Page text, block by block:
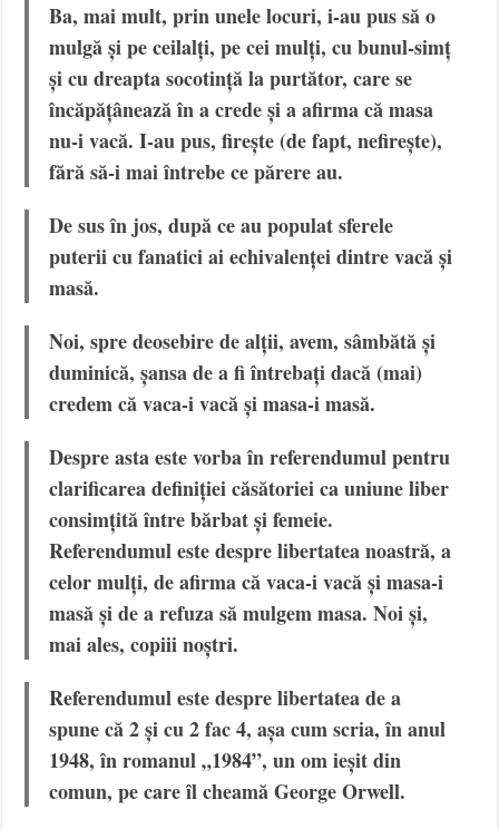
Ba, mai mult, prin unele locuri, i-au pus să o
mulgă și pe ceilalți, pe cei mulți, cu bunul-simț
și cu dreapta socotință la purtător, care se
încăpățânează în a crede și a afirma că masa
nu-i vacă. I-au pus, firește (de fapt, nefirește),
fără să-i mai întrebe ce părere au.
De sus în jos, după ce au populat sferele
puterii cu fanatici ai echivalenței dintre vacă și
masă.
Noi, spre deosebire de alții, avem, sâmbătă și
duminică, șansa de a fi întrebați dacă (mai)
credem că vaca-i vacă și masa-i masă.
Despre asta este vorba în referendumul pentru
clarificarea definiției căsătoriei ca uniune liber
consimțită între bărbat și femeie.
Referendumul este despre libertatea noastră, a
celor mulți, de afirma că vaca-i vacă și masa-i
masă și de a refuza să mulgem masa. Noi și,
mai ales, copiii noștri.
Referendumul este despre libertatea de a
spune că 2 și cu 2 fac 4, așa cum scria, în anul
1948, în romanul „1984”, un om ieșit din
comun, pe care îl cheamă George Orwell.